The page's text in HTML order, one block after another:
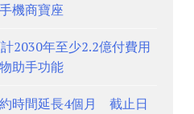
機商寶座
2030年至少2.2億付費用
助手功能
時間延長4個月 截止日